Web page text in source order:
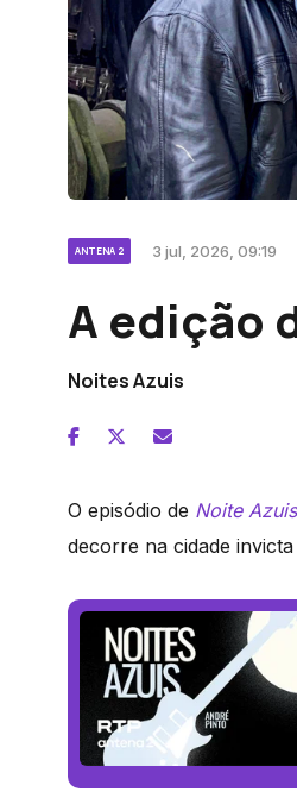
ANTENA 2 3 jul, 2026, 09:19
A edição
Noites Azuis
O episódio de Noite Azuis
decorre na cidade